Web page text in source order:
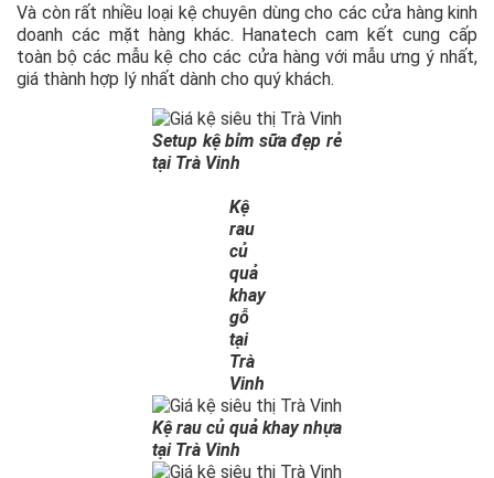
Và còn rất nhiều loại kệ chuyên dùng cho các cửa hàng kinh
doanh các mặt hàng khác. Hanatech cam kết cung cấp
toàn bộ các mẫu kệ cho các cửa hàng với mẫu ưng ý nhất,
giá thành hợp lý nhất dành cho quý khách.
Setup kệ bỉm sữa đẹp rẻ
tại Trà Vinh
Kệ
rau
củ
quả
khay
gỗ
tại
Trà
Vinh
Kệ rau củ quả khay nhựa
tại Trà Vinh